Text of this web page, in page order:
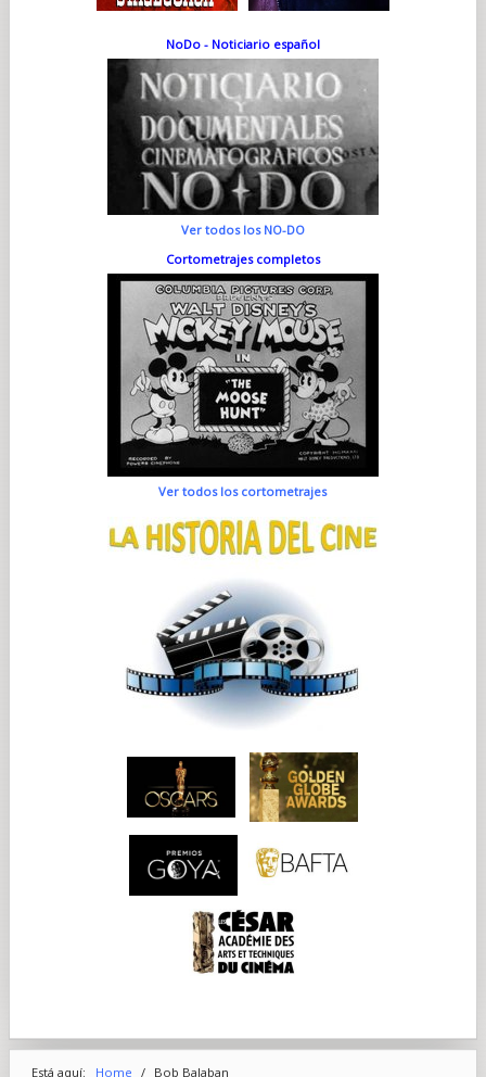
NoDo - Noticiario español
Ver todos los NO-DO
Cortometrajes completos
Ver todos los cortometrajes
Está aquí: Home / Bob Balaban